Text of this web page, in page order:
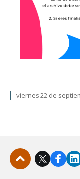
viernes 22 de